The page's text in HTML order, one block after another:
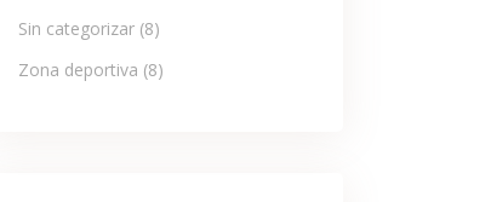
Sin categorizar(8)
Zona deportiva (8)